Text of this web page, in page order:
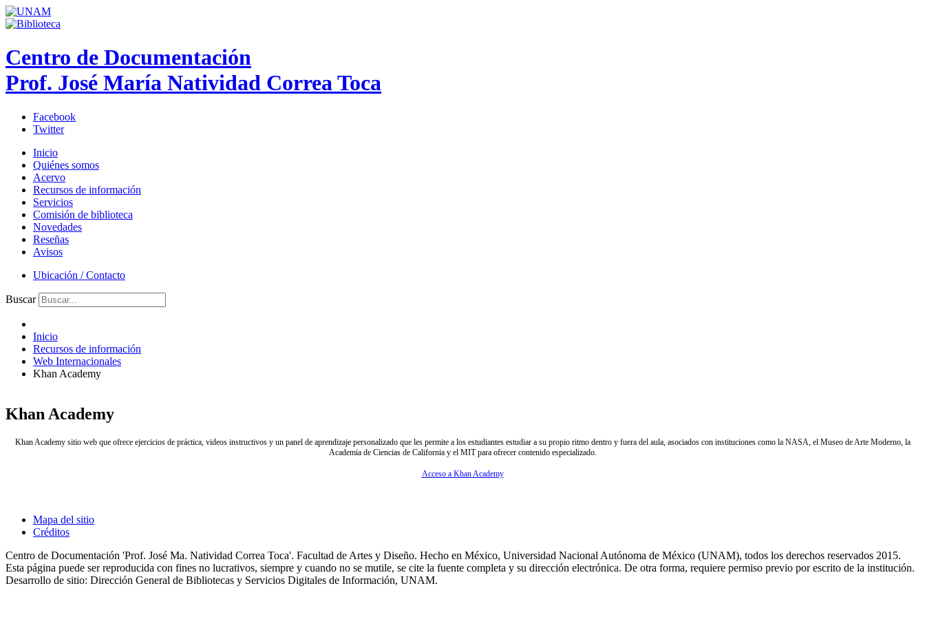
Centro de Documentación
Prof. José María Natividad Correa Toca
Facebook
Twitter
Inicio
Quiénes somos
Acervo
Recursos de información
Servicios
Comisión de biblioteca
Novedades
Reseñas
Avisos
Ubicación / Contacto
Buscar
Inicio
Recursos de información
Web Internacionales
Khan Academy
Khan Academy
Khan Academy sitio web que ofrece ejercicios de práctica, videos instructivos y un panel de aprendizaje personalizado que les permite a los estudiantes estudiar a su propio ritmo dentro y fuera del aula, asociados con instituciones como la NASA, el Museo de Arte Moderno, la
Academia de Ciencias de California y el MIT para ofrecer contenido especializado.
Acceso a Khan Academy
Mapa del sitio
Créditos
Centro de Documentación 'Prof. José Ma. Natividad Correa Toca'. Facultad de Artes y Diseño. Hecho en México, Universidad Nacional Autónoma de México (UNAM), todos los derechos reservados 2015.
Esta página puede ser reproducida con fines no lucrativos, siempre y cuando no se mutile, se cite la fuente completa y su dirección electrónica. De otra forma, requiere permiso previo por escrito de la institución.
Desarrollo de sitio: Dirección General de Bibliotecas y Servicios Digitales de Información, UNAM.